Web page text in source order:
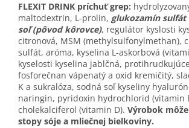
FLEXIT DRINK príchuť grep:
maltodextrin, L-prolin, glukozamín sulfát
soľ (pôvod kôrovce), regulátor kyslosti
citronová, MSM (methylsulfonylmethan),
sulfát, aróma, kyselina L-askorbová
kyselosti kyselina jablčná,
fosforečnan vápenatý a oxid kremičitý,
K a sukralóza, sodná soľ kyseliny
naringin, pyridoxin hydrochlorid (vitamin
cholekalciferol (vitamin D). Výrobok
stopy sóje a mliečnej bielkoviny.